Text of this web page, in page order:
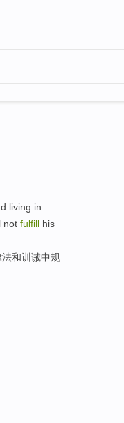
living in
not fulfill his
和训诫中规